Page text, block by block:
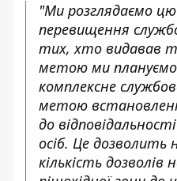
"Ми розглядаємо
перевищення
тих, хто видавав
метою ми плануємо
комплексне
метою
до
осіб. Це
кількість дозволів